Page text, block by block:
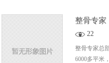
整骨专家
22
整骨专家总
6000多平米